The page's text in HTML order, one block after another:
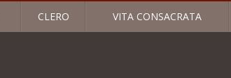
CLERO VITA CONSACRATA